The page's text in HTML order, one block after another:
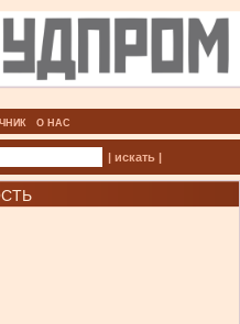
О НАС
| искать |